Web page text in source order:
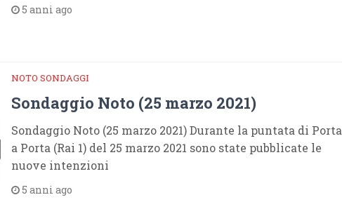
5 anni ago
NOTO SONDAGGI
Sondaggio Noto (25 marzo 2021)
Sondaggio Noto (25 marzo 2021) Durante la puntata di Porta
a Porta (Rai 1) del 25 marzo 2021 sono state pubblicate le
nuove intenzioni
5 anni ago